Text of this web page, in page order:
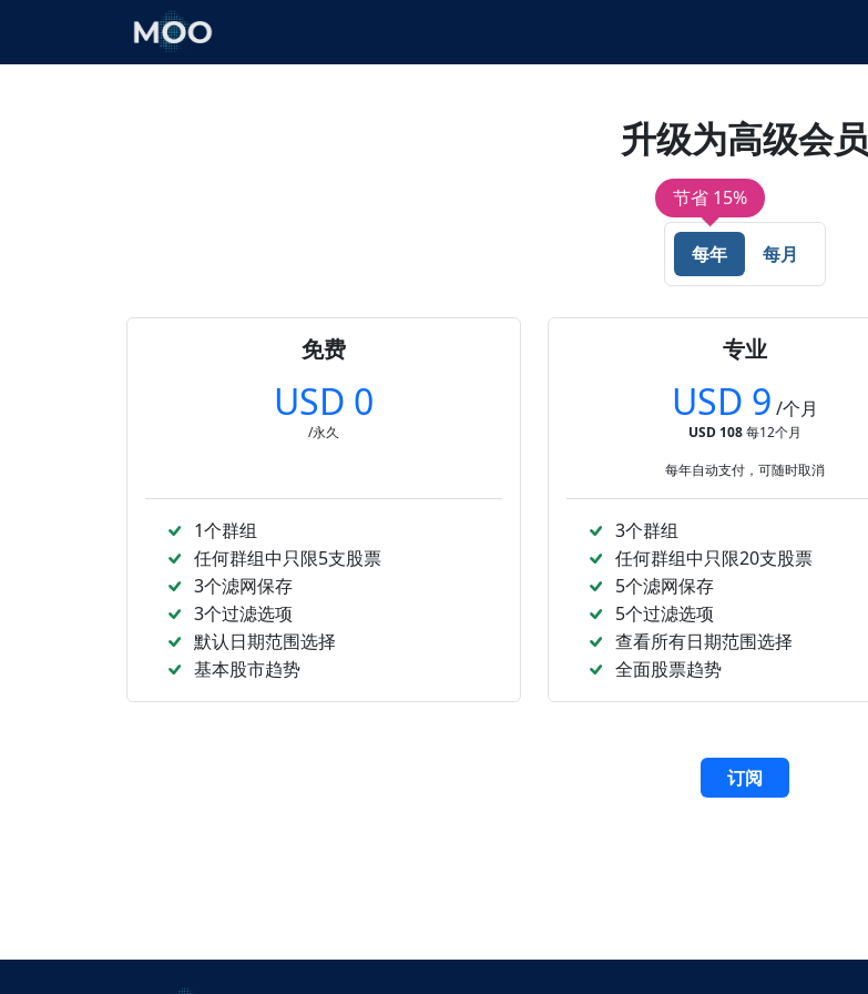
升级为高级会员
每年
节省 15%
每月
免费
USD 0
/永久
1个群组
任何群组中只限5支股票
3个滤网保存
3个过滤选项
默认日期范围选择
基本股市趋势
专业
USD 9/个月
USD 108每12个月
每年自动支付，可随时取消
3个群组
任何群组中只限20支股票
5个滤网保存
5个过滤选项
查看所有日期范围选择
全面股票趋势
订阅